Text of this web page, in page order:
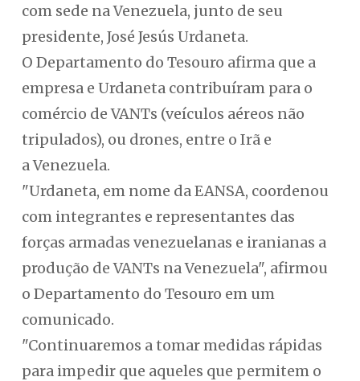
com sede na Venezuela, junto de seu
presidente, José Jesús Urdaneta.
O Departamento do Tesouro afirma que a
empresa e Urdaneta contribuíram para o
comércio de VANTs (veículos aéreos não
tripulados), ou drones, entre o Irã e
a Venezuela.
"Urdaneta, em nome da EANSA, coordenou
com integrantes e representantes das
forças armadas venezuelanas e iranianas a
produção de VANTs na Venezuela", afirmou
o Departamento do Tesouro em um
comunicado.
"Continuaremos a tomar medidas rápidas
para impedir que aqueles que permitem o